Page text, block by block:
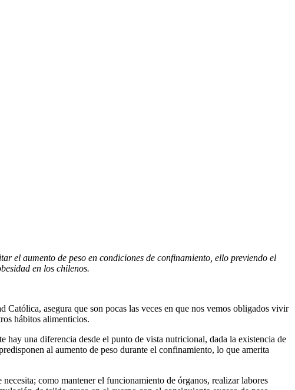
el aumento de peso en condiciones de confinamiento, ello previendo el
en los chilenos.
asegura que son pocas las veces en que nos vemos obligados vivir
hábitos alimenticios.
hay una diferencia desde el punto de vista nutricional, dada la existencia de
al aumento de peso durante el confinamiento, lo que amerita
como mantener el funcionamiento de órganos, realizar labores